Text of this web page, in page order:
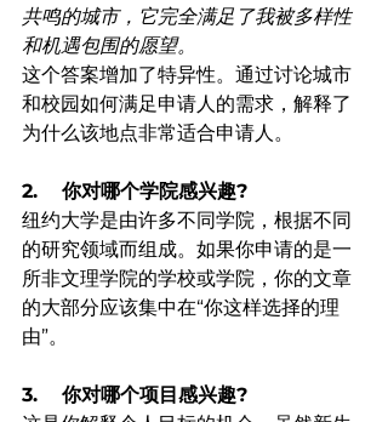
共鸣的城市，它完全满足了我被多样性
和机遇包围的愿望。
这个答案增加了特异性。通过讨论城市
和校园如何满足申请人的需求，解释了
为什么该地点非常适合申请人。
2.    你对哪个学院感兴趣?
纽约大学是由许多不同学院，根据不同
的研究领域而组成。如果你申请的是一
所非文理学院的学校或学院，你的文章
的大部分应该集中在“你这样选择的理
由”。
3.    你对哪个项目感兴趣?